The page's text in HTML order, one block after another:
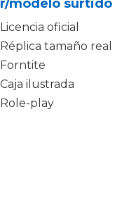
modelo surtido
Licencia oficial
Réplica tamaño real
Forntite
Caja ilustrada
Role-play